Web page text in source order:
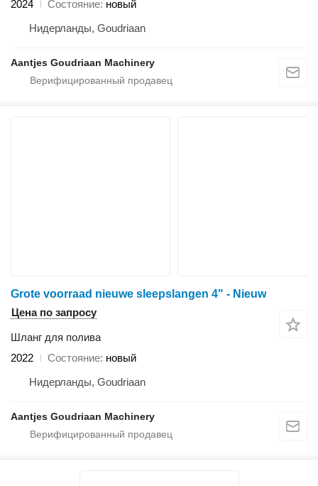
2024 Состояние новый
Нидерланды, Goudriaan
Aantjes Goudriaan Machinery
Grote voorraad nieuwe sleepslangen 4" - Nieuw
Цена по запросу
Шланг для полива
2022
Состояние новый
Нидерланды, Goudriaan
Aantjes Goudriaan Machinery